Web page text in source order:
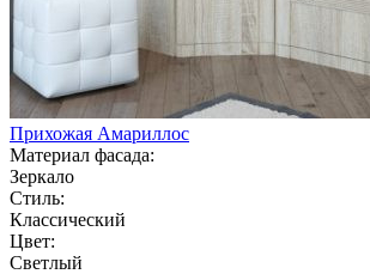
Прихожая Амариллос
Материал фасада:
Зеркало
Стиль:
Классический
Цвет:
Светлый